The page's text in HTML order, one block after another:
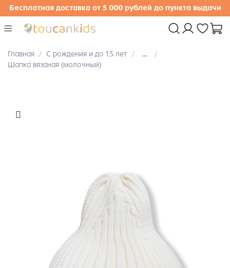
Бесплатная доставка от 5 000 рублей до пункта выдачи
Главная С рождения и до 1,5 лет
...
Шапка вязаная (молочный)